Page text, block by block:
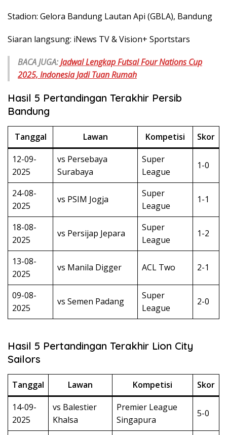
Stadion: Gelora Bandung Lautan Api (GBLA), Bandung
Siaran langsung: iNews TV & Vision+ Sportstars
BACA JUGA:Jadwal Lengkap Futsal Four Nations Cup
2025, Indonesia Jadi Tuan Rumah
Hasil 5 Pertandingan Terakhir Persib
Bandung
Tanggal Lawan Kompetisi
Skor
12-09-
2025
vs Persebaya
Surabaya
Super
League
1-0
24-08-
2025
vs PSIM Jogja
Super
League
1-1
18-08-
2025
vs Persijap Jepara
Super
League
1-2
13-08-
2025
vs Manila Digger ACL Two 2-1
09-08-
2025
vs Semen Padang
Super
League
2-0
Hasil 5 Pertandingan Terakhir Lion City
Sailors
Tanggal Lawan Kompetisi
Skor
14-09-
2025
vs Balestier
Khalsa
Premier League
Singapura
5-0